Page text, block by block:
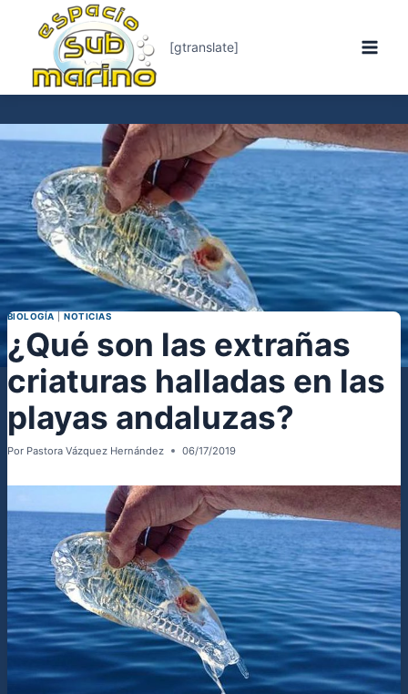
contenido
[gtranslate]
BIOLOGÍA NOTICIAS
¿Qué son las extrañas
criaturas halladas en las
playas andaluzas?
Por Pastora Vázquez Hernández 06/17/2019